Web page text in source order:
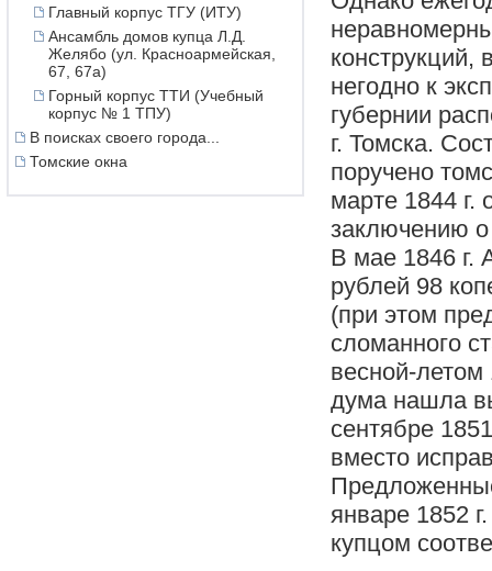
Главный корпус ТГУ (ИТУ)
Ансамбль домов купца Л.Д.
Желябо (ул. Красноармейская,
67, 67а)
Горный корпус ТТИ (Учебный
корпус № 1 ТПУ)
В поисках своего города...
Томские окна
конструкций,
негодно к
губернии
г. Томска.
поручено
марте 1844 г.
заключению о
В мае 1846 г.
рублей 98
(при этом
сломанного
весной-летом
дума нашла
сентябре
вместо
январе 1852
купцом